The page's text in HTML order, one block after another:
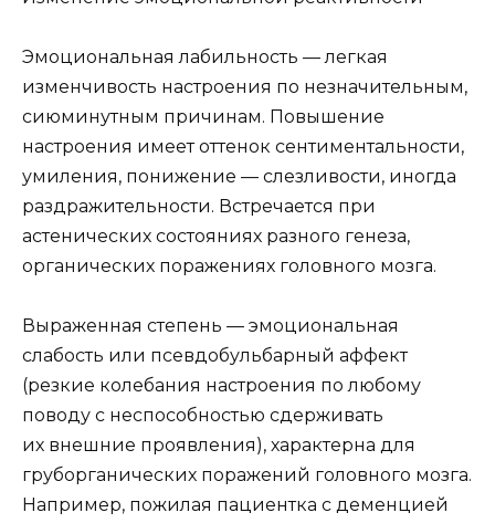
Эмоциональная лабильность — легкая
изменчивость настроения по незначительным,
сиюминутным причинам. Повышение
настроения имеет оттенок сентиментальности,
умиления, понижение — слезливости, иногда
раздражительности. Встречается при
астенических состояниях разного генеза,
органических поражениях головного мозга.
Выраженная степень — эмоциональная
слабость или псевдобульбарный аффект
(резкие колебания настроения по любому
поводу с неспособностью сдерживать
их внешние проявления), характерна для
груборганических поражений головного мозга.
Например, пожилая пациентка с деменцией